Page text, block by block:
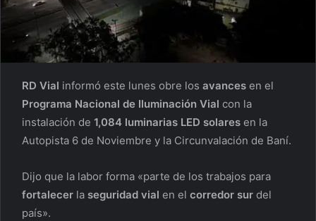
RD Vial informó este lunes obre los avances en el
Programa Nacional de Iluminación Vial con la
instalación de 1,084 luminarias LED solares en la
Autopista 6 de Noviembre y la Circunvalación de Baní.
Dijo que la labor forma «parte de los trabajos para
fortalecer la seguridad vial en el corredor sur del
país».